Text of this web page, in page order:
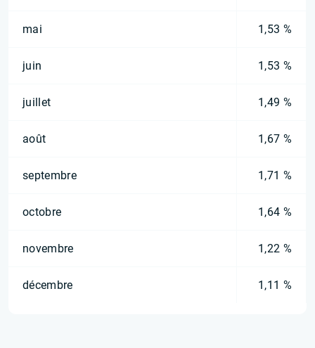
mai 1,53 %
juin 1,53 %
juillet 1,49 %
août 1,67 %
septembre 1,71 %
octobre 1,64 %
novembre 1,22 %
décembre 1,11 %